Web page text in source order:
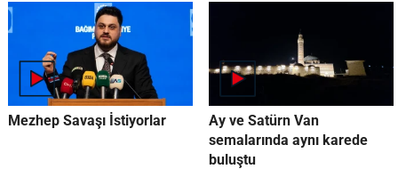
Mezhep Savaşı İstiyorlar
Ay ve Satürn Van
semalarında aynı karede
buluştu